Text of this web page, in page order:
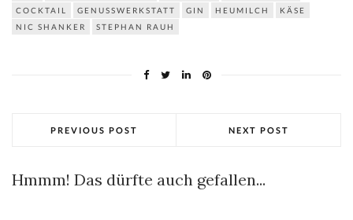
COCKTAIL
GENUSSWERKSTATT GIN HEUMILCH
KÄSE
NIC SHANKER
STEPHAN RAUH
PREVIOUS POST NEXT POST
Hmmm! Das dürfte auch gefallen...